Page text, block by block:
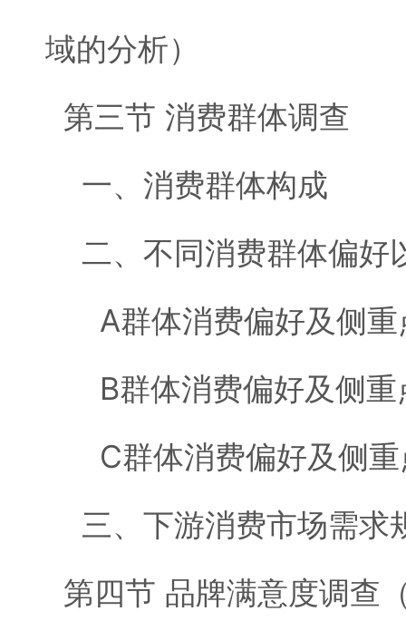
域的分析）
第三节 消费群体调查
一、消费群体构成
二、不同消费群体偏好
A群体消费偏好及侧重
B群体消费偏好及侧重
C群体消费偏好及侧重
三、下游消费市场需求
第四节 品牌满意度调查